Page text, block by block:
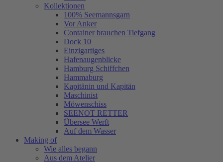
Kollektionen
100% Seemannsgarn
Vor Anker
Container brauchen Tiefgang
Dock 10
Einzigartiges
Hafenaugen­blicke
Hamburg Schiffchen
Hammaburg
Kapitänin und Kapitän
Maschinist
Möwenschiss
SEENOT RETTER
Übersee Werft
Auf dem Wasser
Making of
Wie alles begann
Aus dem Atelier